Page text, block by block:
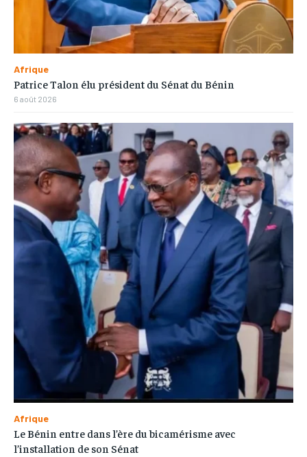
Afrique
Patrice Talon élu président du Sénat du Bénin
6 août 2026
Afrique
Le Bénin entre dans l’ère du bicamérisme avec
l’installation de son Sénat